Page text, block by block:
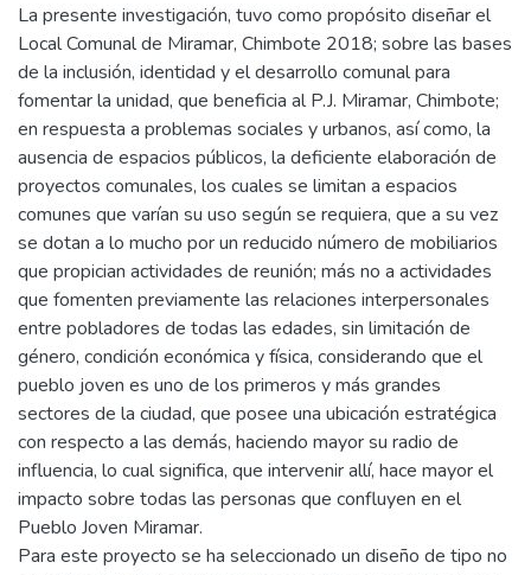
La presente investigación, tuvo como propósito diseñar el
Local Comunal de Miramar, Chimbote 2018; sobre las bases
de la inclusión, identidad y el desarrollo comunal para
fomentar la unidad, que beneficia al P.J. Miramar, Chimbote;
en respuesta a problemas sociales y urbanos, así como, la
ausencia de espacios públicos, la deficiente elaboración de
proyectos comunales, los cuales se limitan a espacios
comunes que varían su uso según se requiera, que a su vez
se dotan a lo mucho por un reducido número de mobiliarios
que propician actividades de reunión; más no a actividades
que fomenten previamente las relaciones interpersonales
entre pobladores de todas las edades, sin limitación de
género, condición económica y física, considerando que el
pueblo joven es uno de los primeros y más grandes
sectores de la ciudad, que posee una ubicación estratégica
con respecto a las demás, haciendo mayor su radio de
influencia, lo cual significa, que intervenir allí, hace mayor el
impacto sobre todas las personas que confluyen en el
Pueblo Joven Miramar.
Para este proyecto se ha seleccionado un diseño de tipo no